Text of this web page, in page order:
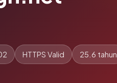
HTTPS Valid 25.6 tahun